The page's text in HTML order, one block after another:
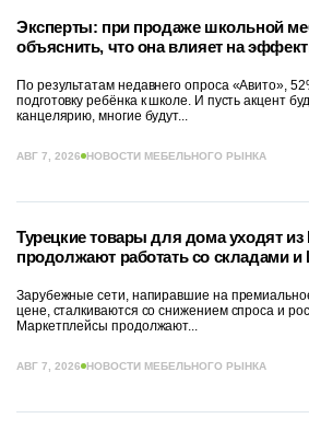
Эксперты: при продаже школьной
объяснить, что она влияет на
По результатам недавнего опроса «Авито»,
подготовку ребёнка к школе. И пусть акцент
канцелярию, многие будут...
АВГ 7, 2026 НОВОСТИ МЕБЕЛЬНОГО РЫНКА
Турецкие товары для дома уходят
продолжают работать со складами и
Зарубежные сети, напиравшие на
цене, сталкиваются со снижением спроса и
Маркетплейсы продолжают...
АВГ 7, 2026 НОВОСТИ МЕБЕЛЬНОГО РЫНКА